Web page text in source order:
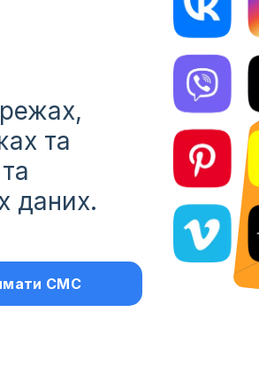
та
даних.
СМС